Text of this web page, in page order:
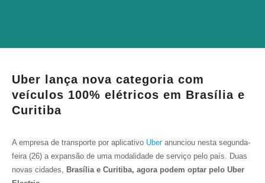
Uber lança nova categoria com
veículos 100% elétricos em Brasília e
Curitiba
A empresa de transporte por aplicativo Uberanunciou nesta segunda-
feira (26) a expansão de uma modalidade de serviço pelo país. Duas
novas cidades, Brasília e Curitiba, agora podem optar pelo Uber